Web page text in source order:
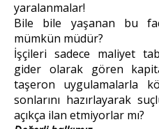
yaralanmalar!
Bile bile yaşanan bu
mümkün müdür?
İşçileri sadece maliyet
gider olarak gören
taşeron uygulamalarla
sonlarını hazırlayarak
açıkça ilan etmiyorlar mı?